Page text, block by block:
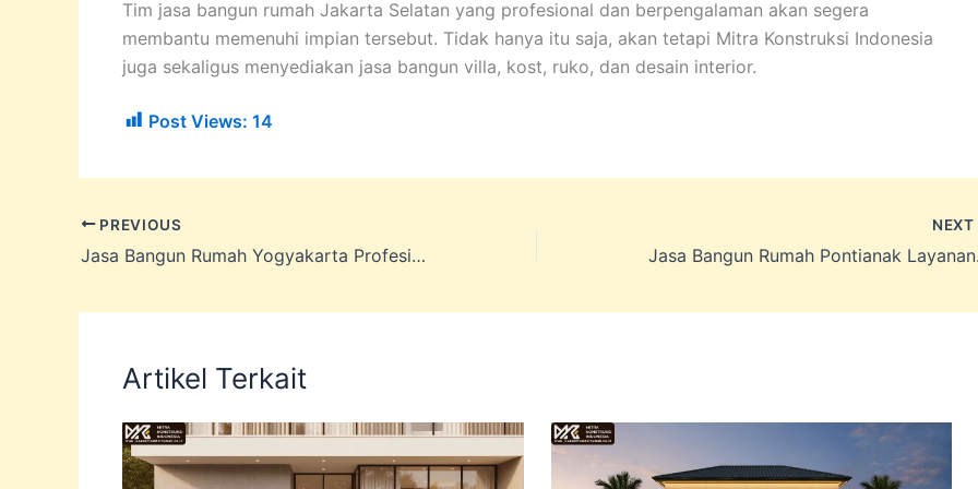
Tim jasa bangun rumah Jakarta Selatan yang profesional dan berpengalaman akan segera
membantu memenuhi impian tersebut. Tidak hanya itu saja, akan tetapi Mitra Konstruksi Indonesia
juga sekaligus menyediakan jasa bangun villa, kost, ruko, dan desain interior.
Post Views: 14
PREVIOUS
Jasa Bangun Rumah Yogyakarta Profesional
NEXT
Artikel Terkait